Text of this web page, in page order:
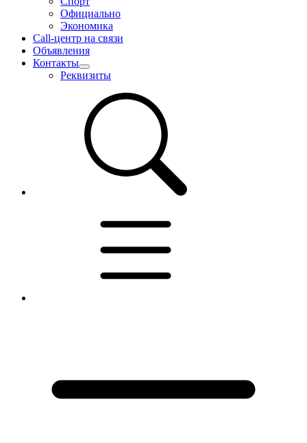
Официально
Экономика
Call-центр на связи
Объявления
Контакты
Реквизиты